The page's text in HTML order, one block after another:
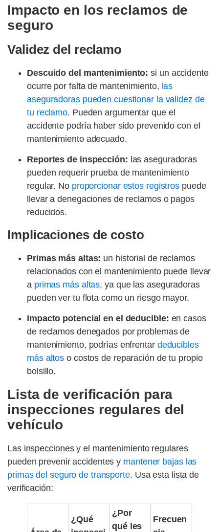
Impacto en los reclamos de
seguro
Validez del reclamo
Descuido del mantenimiento: si un accidente
ocurre por falta de mantenimiento, las
aseguradoras pueden cuestionar la validez de
tu reclamo. Pueden argumentar que el
accidente podría haber sido prevenido con el
mantenimiento adecuado.
Reportes de inspección: las aseguradoras
pueden requerir prueba de mantenimiento
regular. No proporcionar estos registros puede
llevar a denegaciones de reclamos o pagos
reducidos.
Implicaciones de costo
Primas más altas: un historial de reclamos
relacionados con el mantenimiento puede llevar
a primas más altas, ya que las aseguradoras
pueden ver tu flota como un riesgo mayor.
Impacto potencial en el deducible: en casos
de reclamos denegados por problemas de
mantenimiento, podrías enfrentar deducibles
más altos o costos de reparación de tu propio
bolsillo.
Lista de verificación para
inspecciones regulares del
vehículo
Las inspecciones y el mantenimiento regulares
pueden prevenir accidentes y mantener bajas las
primas del seguro de transporte. Usa esta lista de
verificación:
¿Qué
¿Por
qué les
Frecuen